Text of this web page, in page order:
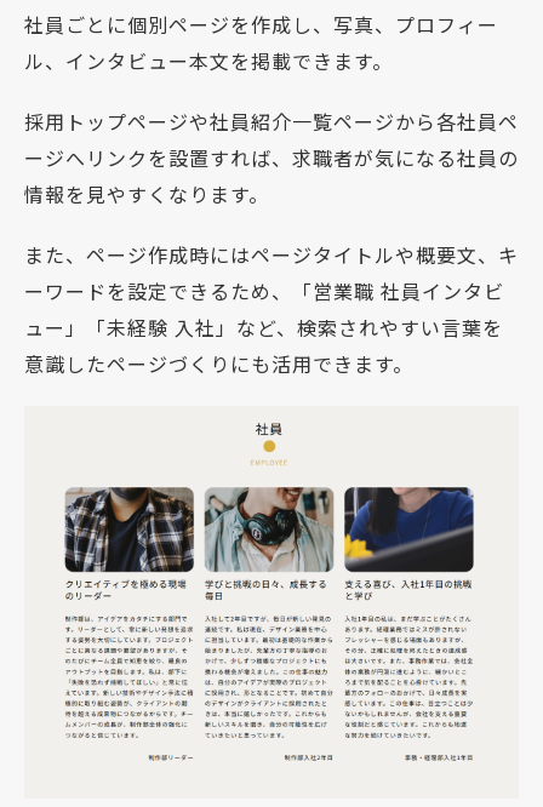
社員ごとに個別ページを作成し、写真、プロフィー
ル、インタビュー本文を掲載できます。
採用トップページや社員紹介一覧ページから各社員ペ
ージへリンクを設置すれば、求職者が気になる社員の
情報を見やすくなります。
また、ページ作成時にはページタイトルや概要文、キ
ーワードを設定できるため、「営業職 社員インタビ
ュー」「未経験 入社」など、検索されやすい言葉を
意識したページづくりにも活用できます。